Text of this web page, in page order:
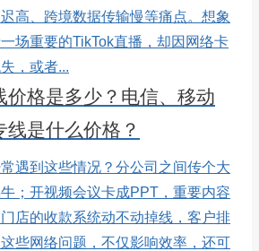
高、跨境数据传输慢等痛点。想象
场重要的TikTok直播，却因网络卡
，或者...
价格是多少？电信、移动
线是什么价格？
遇到这些情况？分公司之间传个大
；开视频会议卡成PPT，重要内容
店的收款系统动不动掉线，客户排
些网络问题，不仅影响效率，还可